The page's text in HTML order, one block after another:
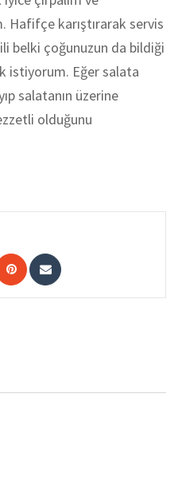
karıştırarak servis
belki çoğunuzun da bildiği
istiyorum. Eğer salata
salatanın üzerine
olduğunu
PinterestShare